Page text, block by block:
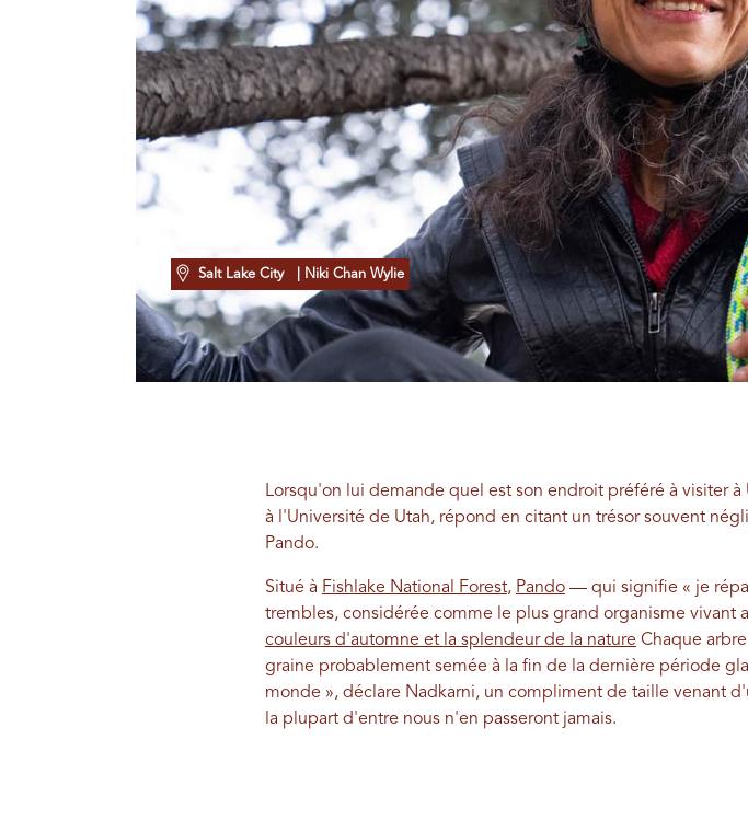
Salt Lake City | Niki Chan Wylie
Lorsqu'on lui demande quel est son endroit préféré à visiter
à l'Université de Utah, répond en citant un trésor souvent
Pando.
Situé à Fishlake National Forest, Pando— qui signifie « je
trembles, considérée comme le plus grand organisme vivant
couleurs d'automne et la splendeur de la nature Chaque
graine probablement semée à la fin de la dernière période
monde », déclare Nadkarni, un compliment de taille venant
la plupart d'entre nous n'en passeront jamais.